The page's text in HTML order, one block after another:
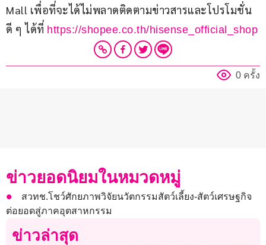
Mall เพื่อที่จะได้ไม่พลาดติดตามข่าวสารและโปรโมชั่น
ดี ๆ ได้ที่ https://shopee.co.th/hisense_official_shop
0 ครั้ง
ข่าวยอดนิยมในหมวดหมู่
สวทช.โชว์ศักยภาพวิจัยนวัตกรรมสัตว์เลี้ยง-สัตว์เศรษฐกิจ
ต่อยอดสู่ภาคอุตสาหกรรม
ข่าวล่าสุด